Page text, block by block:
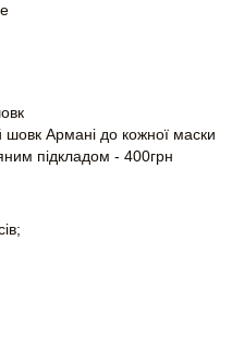
Армані до кожної маски
підкладом - 400грн